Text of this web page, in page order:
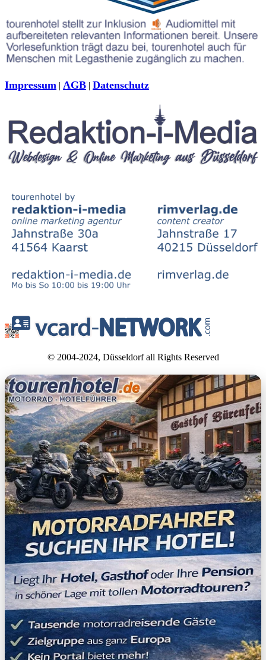
Impressum AGB Datenschutz
© 2004-2024, Düsseldorf all Rights Reserved